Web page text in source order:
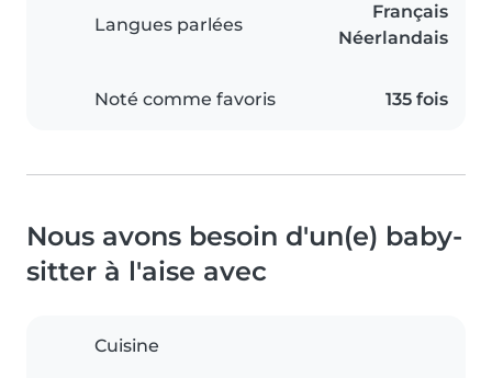
Langues parlées
Français
Néerlandais
Noté comme favoris 135 fois
Nous avons besoin d'un(e) baby-
sitter à l'aise avec
Cuisine